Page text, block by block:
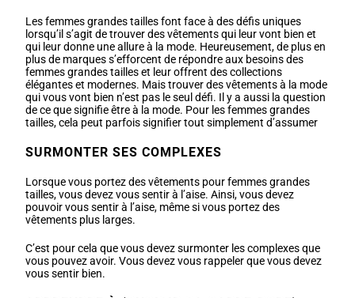
Les femmes grandes tailles font face à des défis uniques
lorsqu’il s’agit de trouver des vêtements qui leur vont bien et
qui leur donne une allure à la mode. Heureusement, de plus en
plus de marques s’efforcent de répondre aux besoins des
femmes grandes tailles et leur offrent des collections
élégantes et modernes. Mais trouver des vêtements à la mode
qui vous vont bien n’est pas le seul défi. Il y a aussi la question
de ce que signifie être à la mode. Pour les femmes grandes
tailles, cela peut parfois signifier tout simplement d’assumer
SURMONTER SES COMPLEXES
Lorsque vous portez des vêtements pour femmes grandes
tailles, vous devez vous sentir à l’aise. Ainsi, vous devez
pouvoir vous sentir à l’aise, même si vous portez des
vêtements plus larges.
C’est pour cela que vous devez surmonter les complexes que
vous pouvez avoir. Vous devez vous rappeler que vous devez
vous sentir bien.